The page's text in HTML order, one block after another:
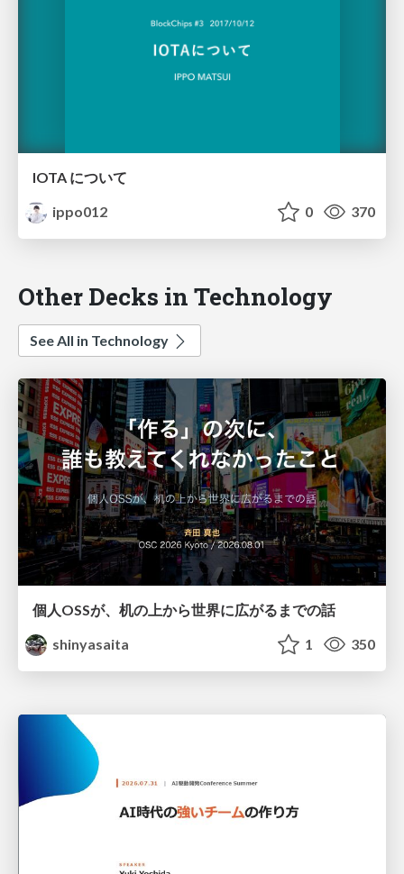
IOTA について
ippo012
0 370
Other Decks in Technology
See All in Technology
個人OSSが、机の上から世界に広がるまでの話
shinyasaita
1 350